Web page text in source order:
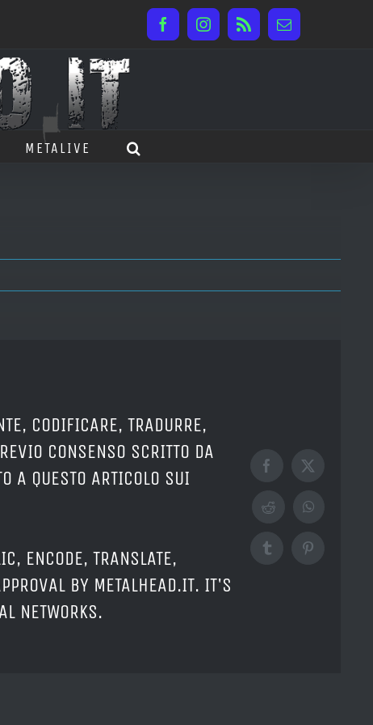
FacebookInstagram
Rss Email
METALIVE
CODIFICARE, TRADURRE,
CONSENSO SCRITTO DA
A QUESTO ARTICOLO SUI
ENCODE, TRANSLATE,
BY METALHEAD.IT. IT'S
NETWORKS.
Facebook
X
RedditWhatsApp
TumblrPinterest